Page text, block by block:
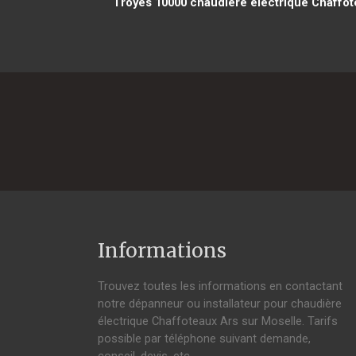
Informations
Trouvez toutes les informations en contactant
notre dépanneur ou installateur pour chaudière
électrique Chaffoteaux Ars sur Moselle. Tarifs
possible par téléphone suivant demande,